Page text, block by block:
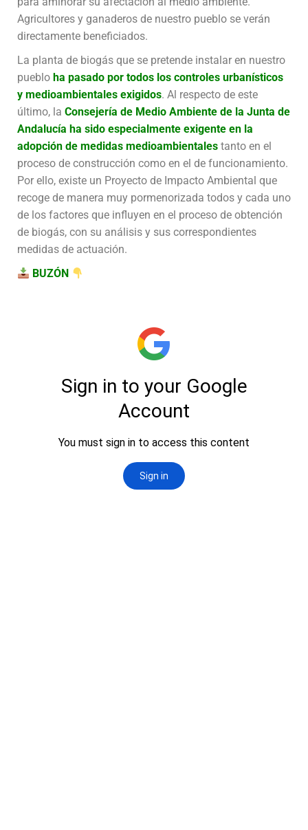
Agricultores y ganaderos de nuestro pueblo se verán
directamente beneficiados.
La planta de biogás que se pretende instalar en nuestro
pueblo ha pasado por todos los controles urbanísticos
y medioambientales exigidos. Al respecto de este
último, la Consejería de Medio Ambiente de la Junta de
Andalucía ha sido especialmente exigente en la
adopción de medidas medioambientales tanto en el
proceso de construcción como en el de funcionamiento.
Por ello, existe un Proyecto de Impacto Ambiental que
recoge de manera muy pormenorizada todos y cada uno
de los factores que influyen en el proceso de obtención
de biogás, con su análisis y sus correspondientes
medidas de actuación.
BUZÓN